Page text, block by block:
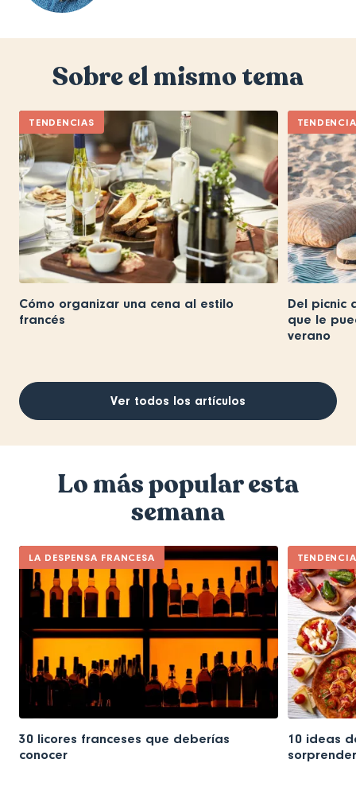
Sobre el mismo tema
TENDENCIAS
Cómo organizar una cena al estilo
francés
Del picnic
que le
verano
Ver todos los artículos
Lo más popular esta
semana
LA DESPENSA FRANCESA
30 licores franceses que deberías
conocer
10 ideas